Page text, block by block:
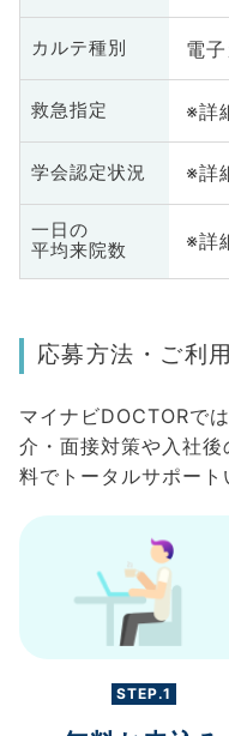
カルテ種別 電
救急指定 ※詳
学会認定状況 ※詳
一日の
平均来院数
※詳
応募方法・ご利
マイナビDOCTORで
介・面接対策や入社
料でトータルサポート
STEP.1